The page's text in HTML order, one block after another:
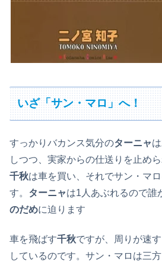
いざ「サン・マロ」へ！
すっかりバカンス気分のターニャ
しつつ、実家からの仕送りを止め
千秋は車を買い、それでサン・マ
す。 ターニャは1人あぶれるので誰
のだめに迫ります
車を飛ばす千秋ですが、周りが速
しているのです。サン・マロは三